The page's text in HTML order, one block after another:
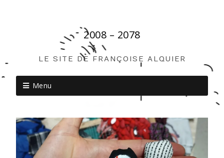
2008 – 2078
LE SITE DE FRANÇOISE ALQUIER
Menu